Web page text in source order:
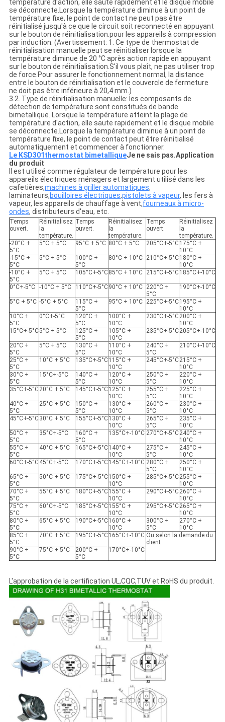
température d'action, elle saute rapidement et le disque mobile
se déconnecte.Lorsque la température diminue à un point de
température fixe, le point de contact ne peut pas être
réinitialisé jusqu'à ce que le circuit soit reconnecté en appuyant
sur le bouton de réinitialisation.pour les appareils à compression
par induction. (Avertissement: 1. Ce type de thermostat de
réinitialisation manuelle peut se réinitialiser lorsque la
température diminue de 20 °C après action rapide en appuyant
sur le bouton de réinitialisation.S'il vous plaît, ne pas utiliser trop
de force.Pour assurer le fonctionnement normal, la distance
entre le bouton de réinitialisation et le couvercle de fermeture
ne doit pas être inférieure à 20,4 mm.)
3.2. Type de réinitialisation manuelle: les composants de
détection de température sont constitués de bande
bimetallique. Lorsque la température atteint la plage de
température d'action, elle saute rapidement et le disque mobile
se déconnecte.Lorsque la température diminue à un point de
température fixe, le point de contact peut être réinitialisé
automatiquement et commencer à fonctionner.
Le KSD301 thermostat bimetalliqueJe ne sais pas.Application
du produit
Il est utilisé comme régulateur de température pour les
appareils électriques ménagers et largement utilisé dans les
cafetières,machines à griller automatiques,
laminateurs,bouilloires électriques,pistolets à vapeur, les fers à
vapeur, les appareils de chauffage à vent,fourneaux à micro-
ondes, distributeurs d'eau, etc.
Temps
ouvert.
Réinitialisez
la
température.
Temps
ouvert.
Réinitialisez
la
température.
Temps
ouvert.
Réinitialisez
la
température.
-20°C +
5°C
5°C + 5°C 95°C + 5°C 80°C + 5°C 205°C+-5°C175°C +
10°C
-15°C +
5°C
5°C + 5°C
100°C +
5°C
80°C + 10°C 210°C+-5°C180°C +
10°C
-10°C +
5°C
5°C + 5°C 105°C+-5°C85°C + 10°C 215°C+-5°C185°C+-10°C
0°C+-5°C -10°C + 5°C 110°C+-5°C90°C + 10°C 220°C +
5°C
190°C+-10°C
5°C + 5°C -5°C + 5°C
115°C +
5°C
95°C + 10°C 225°C+-5°C195°C +
10°C
10°C +
5°C
0°C+-5°C
120°C +
5°C
100°C +
10°C
230°C+-5°C200°C +
10°C
15°C+-5°C5°C + 5°C
125°C +
5°C
105°C +
10°C
235°C+-5°C205°C+-10°C
20°C +
5°C
5°C + 5°C
130°C +
5°C
110°C +
10°C
240°C +
5°C
210°C+-10°C
25°C +
5°C
10°C + 5°C 135°C+-5°C115°C +
10°C
245°C+-5°C215°C +
10°C
30°C +
5°C
15°C+-5°C
140°C +
5°C
120°C +
10°C
250°C +
5°C
220°C +
10°C
35°C+-5°C20°C + 5°C 145°C+-5°C125°C +
10°C
255°C +
5°C
225°C +
10°C
40°C +
5°C
25°C + 5°C
150°C +
5°C
130°C +
10°C
260°C +
5°C
230°C +
10°C
45°C+-5°C30°C + 5°C 155°C+-5°C130°C +
10°C
265°C +
5°C
235°C +
10°C
50°C +
5°C
35°C+-5°C
160°C +
5°C
135°C+-10°C 270°C+-5°C240°C +
10°C
55°C +
5°C
40°C + 5°C 165°C+-5°C140°C +
10°C
275°C +
5°C
245°C +
10°C
60°C+-5°C45°C+-5°C 170°C+-5°C145°C+-10°C 280°C +
5°C
250°C +
10°C
65°C +
5°C
50°C + 5°C 175°C+-5°C150°C +
10°C
285°C+-5°C255°C +
10°C
70°C +
5°C
55°C + 5°C 180°C+-5°C155°C +
10°C
290°C+-5°C260°C +
10°C
75°C +
5°C
60°C+-5°C 185°C+-5°C155°C +
10°C
295°C+-5°C265°C +
10°C
80°C +
5°C
65°C + 5°C 190°C+-5°C160°C +
10°C
300°C +
5°C
270°C +
10°C
85°C +
5°C
70°C + 5°C 195°C+-5°C165°C+-10°C Ou selon la demande du
client
90°C +
5°C
75°C + 5°C
200°C +
5°C
170°C+-10°C
L'approbation de la certification UL,CQC,TUV et RoHS du produit.